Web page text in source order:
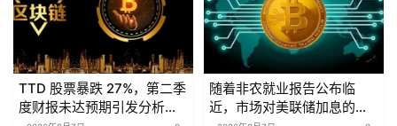
TTD 股票暴跌 27%，第二季
度财报未达预期引发分析师
随着非农就业报告公布临
近，市场对美联储加息的预